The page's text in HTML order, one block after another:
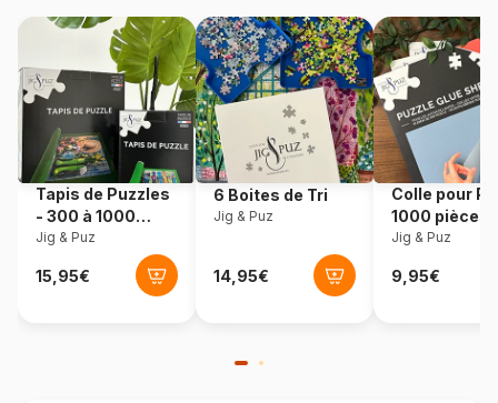
Dtoys-72894
EAN 5947502872894
Nombre de pièces 1000 pièces
Dimensions 68 x 47 cm
Tapis de Puzzles
- 300 à 1000
pièces
Jig & Puz
6 Boites de Tri
Jig & Puz
Colle pour
1000 pièces
Jig & Puz